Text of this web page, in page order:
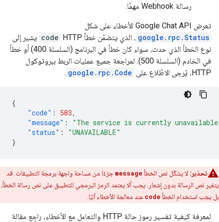
رسالة Webhook مهمًا.
تعرض Google Chat API الأخطاء على شكل
google.rpc.Status ، الذي يتضمّن خطأ HTTP code يشير إلى
نوع الخطأ الذي حدث، سواء كان خطأ في البرنامج (السلسلة 400) أو خطأ
في الخادم (السلسلة 500). لمراجعة جميع عمليات الربط ببروتوكول
HTTP، يُرجى الاطّلاع على
google.rpc.Code
.
{
"code" : 503,
"message" :
"The service is currently
"status" :
"UNAVAILABLE"
}
تحذير: لا يشكّل نص الخطأ message جزءًا من مساحة واجهة برمجة التطبيقات. قد
يتغير نص الرسالة بدون إشعار. يجب ألا يعتمد الرمز البرمجي للتطبيق على نص رسالة الخطأ،
بل يجب استخدام الخطأ code عند معالجة الأخطاء آليًا.
لمعرفة كيفية تفسير رموز حالة HTTP والتعامل مع الأخطاء، راجِع مقالة